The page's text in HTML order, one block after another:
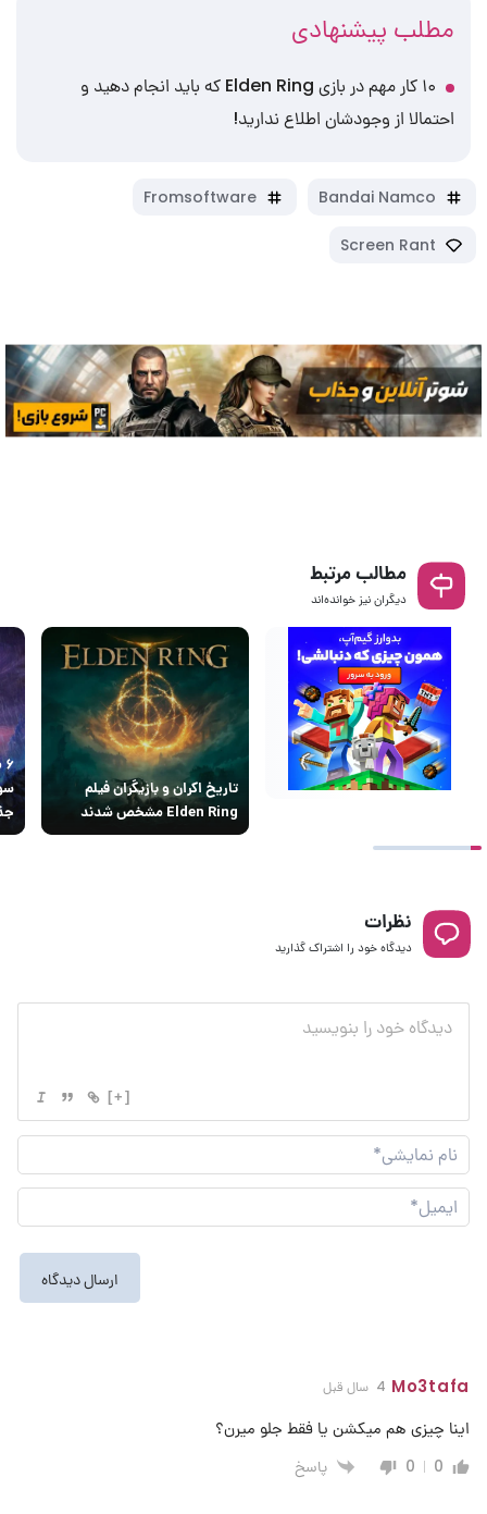
مطلب پیشنهادی
۱۰ کار مهم در بازی Elden Ring که باید انجام دهید و
احتمالا از وجودشان اطلاع ندارید!
Bandai Namco
Fromsoftware
Screen Rant
مطالب مرتبط
دیگران نیز خوانده‌اند
تاریخ اکران و بازیگران فیلم
Elden Ring مشخص شدند
نظرات
دیدگاه خود را اشتراک گذارید
[+]
نام
Mo3tafa 4 سال قبل
اینا چیزی هم میکشن یا فقط جلو میرن؟
0
0 پاسخ